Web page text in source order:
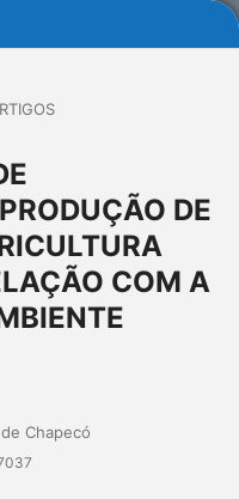
DE
COM A
Chapecó